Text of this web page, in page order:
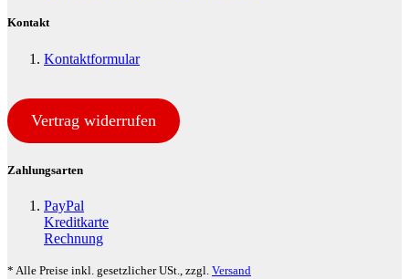
Kontakt
Kontaktformular
Vertrag widerrufen
Zahlungsarten
PayPal
Kreditkarte
Rechnung
* Alle Preise inkl. gesetzlicher USt., zzgl. Versand